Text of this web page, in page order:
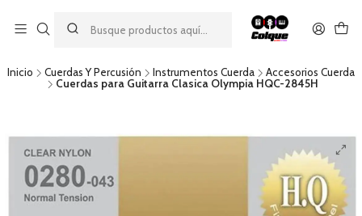
descuento por pago con transferencia bancaria
por una compra mínima de $49.990. Este descuento no es
acumulable a otras promociones ni aplicable a gastos de envío.
Inicio Cuerdas Y Percusión Instrumentos Cuerda
Accesorios Cuerda
Cuerdas para Guitarra Clasica Olympia HQC-2845H